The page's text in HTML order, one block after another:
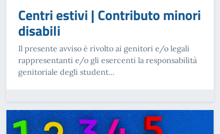
Centri estivi | Contributo minori
disabili
Il presente avviso è rivolto ai genitori e/o legali
rappresentanti e/o gli esercenti la responsabilità
genitoriale degli student...